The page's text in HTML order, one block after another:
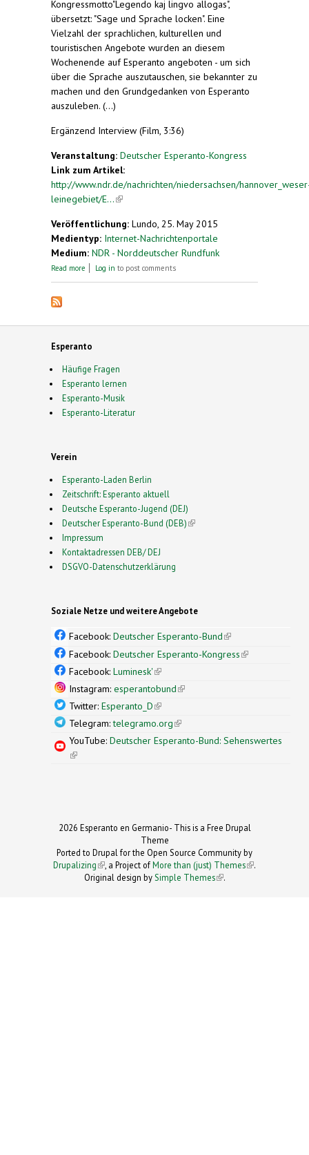
Kongressmotto"Legendo kaj lingvo allogas",
übersetzt: "Sage und Sprache locken". Eine
Vielzahl der sprachlichen, kulturellen und
touristischen Angebote wurden an diesem
Wochenende auf Esperanto angeboten - um sich
über die Sprache auszutauschen, sie bekannter zu
machen und den Grundgedanken von Esperanto
auszuleben. (...)
Ergänzend Interview (Film, 3:36)
Veranstaltung: Deutscher Esperanto-Kongress
Link zum Artikel:
http://www.ndr.de/nachrichten/niedersachsen/
leinegebiet/E...(link is external)
Veröffentlichung: Lundo, 25. May 2015
Medientyp: Internet-Nachrichtenportale
Medium: NDR - Norddeutscher Rundfunk
Read more about Esperanto-Kongress: Eine Stadt, eine Sprache
Log in to post comments
Esperanto
Häufige Fragen
Esperanto lernen
Esperanto-Musik
Esperanto-Literatur
Verein
Esperanto-Laden Berlin
Zeitschrift: Esperanto aktuell
Deutsche Esperanto-Jugend (DEJ)
Deutscher Esperanto-Bund (DEB)(link is external)
Impressum
Kontaktadressen DEB/ DEJ
DSGVO-Datenschutzerklärung
Soziale Netze und weitere Angebote
Facebook: Deutscher Esperanto-Bund(link is
external)
Facebook: Deutscher Esperanto-Kongress(link is
Facebook: Luminesk'(link is external)
Instagram: esperantobund(link is external)
Twitter: Esperanto_D(link is external)
Telegram:telegramo.org(link is external)
YouTube: Deutscher Esperanto-Bund: Sehenswertes
(link is external)
2026 Esperanto en Germanio- This is a Free Drupal
Theme
Ported to Drupal for the Open Source Community by
Drupalizing(link is external)
, a Project ofMore than (just) Themes (link is
.
Original design by Simple Themes
(link is
.